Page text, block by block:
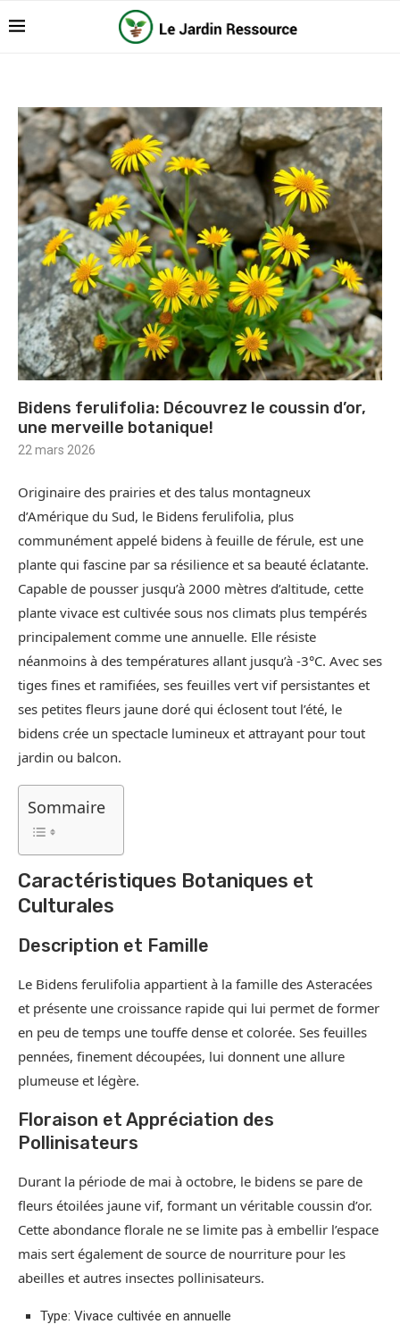
Bidens ferulifolia: Découvrez le coussin d’or,
une merveille botanique!
22 mars 2026
Originaire des prairies et des talus montagneux
d’Amérique du Sud, le Bidens ferulifolia, plus
communément appelé bidens à feuille de férule, est une
plante qui fascine par sa résilience et sa beauté éclatante.
Capable de pousser jusqu’à 2000 mètres d’altitude, cette
plante vivace est cultivée sous nos climats plus tempérés
principalement comme une annuelle. Elle résiste
néanmoins à des températures allant jusqu’à -3°C. Avec ses
tiges fines et ramifiées, ses feuilles vert vif persistantes et
ses petites fleurs jaune doré qui éclosent tout l’été, le
bidens crée un spectacle lumineux et attrayant pour tout
jardin ou balcon.
Sommaire
Caractéristiques Botaniques et
Culturales
Description et Famille
Le Bidens ferulifolia appartient à la famille des Asteracées
et présente une croissance rapide qui lui permet de former
en peu de temps une touffe dense et colorée. Ses feuilles
pennées, finement découpées, lui donnent une allure
plumeuse et légère.
Floraison et Appréciation des
Pollinisateurs
Durant la période de mai à octobre, le bidens se pare de
fleurs étoilées jaune vif, formant un véritable coussin d’or.
Cette abondance florale ne se limite pas à embellir l’espace
mais sert également de source de nourriture pour les
abeilles et autres insectes pollinisateurs.
Type: Vivace cultivée en annuelle